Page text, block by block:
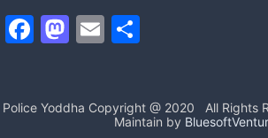
F
e
M
o
E
l
e
Police Yoddha Copyright @ 2020
All Rights
Maintain by